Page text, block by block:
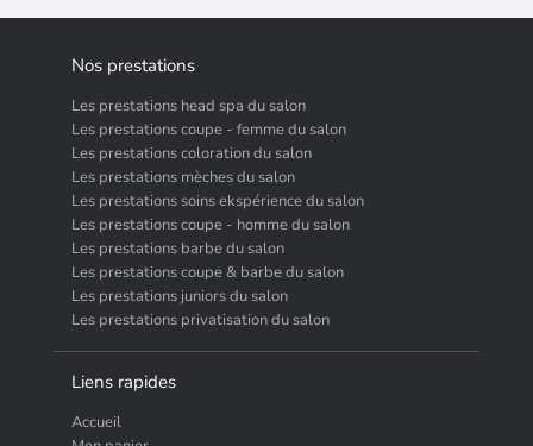
Nos prestations
Les prestations head spa du salon
Les prestations coupe - femme du salon
Les prestations coloration du salon
Les prestations mèches du salon
Les prestations soins ekspérience du salon
Les prestations coupe - homme du salon
Les prestations barbe du salon
Les prestations coupe & barbe du salon
Les prestations juniors du salon
Les prestations privatisation du salon
Liens rapides
Accueil